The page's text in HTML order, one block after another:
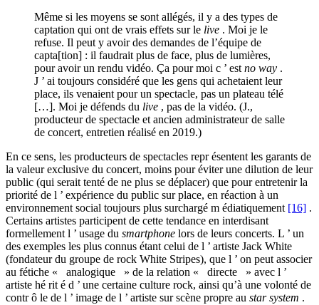
Même si les moyens se sont allégés, il y a des types de
captation qui ont de vrais effets sur le live . Moi je le
refuse. Il peut y avoir des demandes de l’équipe de
capta[tion] : il faudrait plus de face, plus de lumières,
pour avoir un rendu vidéo. Ça pour moi c ’ est no way .
J ’ ai toujours considéré que les gens qui achetaient leur
place, ils venaient pour un spectacle, pas un plateau télé
[…]. Moi je défends du live , pas de la vidéo. (J.,
producteur de spectacle et ancien administrateur de salle
de concert, entretien réalisé en 2019.)
En ce sens, les producteurs de spectacles repr ésentent les garants de
la valeur exclusive du concert, moins pour éviter une dilution de leur
public (qui serait tenté de ne plus se déplacer) que pour entretenir la
priorité de l ’ expérience du public sur place, en réaction à un
environnement social toujours plus surchargé m édiatiquement [16] .
Certains artistes participent de cette tendance en interdisant
formellement l ’ usage du smartphone lors de leurs concerts. L ’ un
des exemples les plus connus étant celui de l ’ artiste Jack White
(fondateur du groupe de rock White Stripes), que l ’ on peut associer
au fétiche « analogique » de la relation « directe » avec l ’
artiste hé rit é d ’ une certaine culture rock, ainsi qu’à une volonté de
contr ô le de l ’ image de l ’ artiste sur scène propre au star system .